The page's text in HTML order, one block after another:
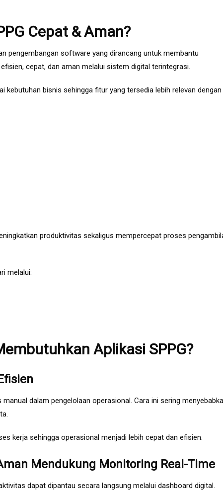
Cepat & Aman?
pengembangan software yang dirancang untuk membantu
cepat, dan aman melalui sistem digital terintegrasi.
kebutuhan bisnis sehingga fitur yang tersedia lebih relevan dengan
produktivitas sekaligus mempercepat proses
melalui:
Aplikasi SPPG?
dalam pengelolaan operasional. Cara ini sering
kerja sehingga operasional menjadi lebih cepat dan efisien.
Mendukung Monitoring Real-Time
dapat dipantau secara langsung melalui dashboard digital.